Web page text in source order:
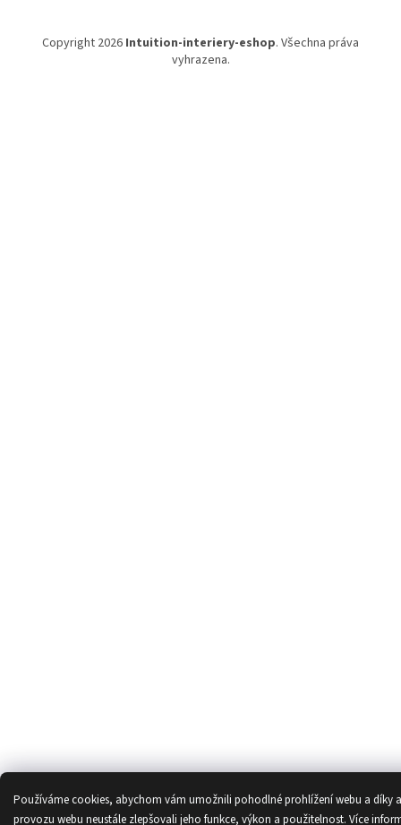
Používáme cookies, abychom vám umožnili pohodlné prohlížení webu a díky
provozu webu neustále zlepšovali jeho funkce, výkon a použitelnost. Více
Copyright 2026 Intuition-interiery-eshop. Všechna práva
vyhrazena.